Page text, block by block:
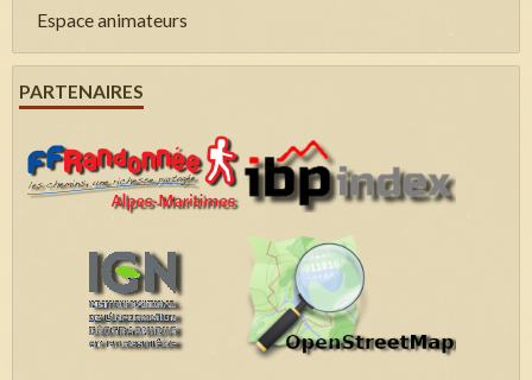
Espace animateurs
PARTENAIRES